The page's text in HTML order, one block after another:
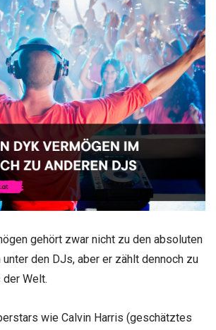
gehört zwar nicht zu den absoluten
den DJs, aber er zählt dennoch zu
Welt.
wie Calvin Harris (geschätztes